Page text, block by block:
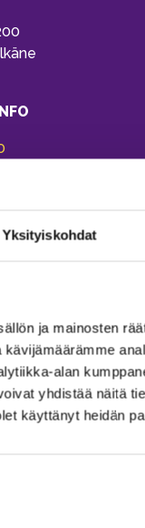
Yksityiskohdat
ja mainosten
alan
yhdistää näitä
käyttänyt heidän